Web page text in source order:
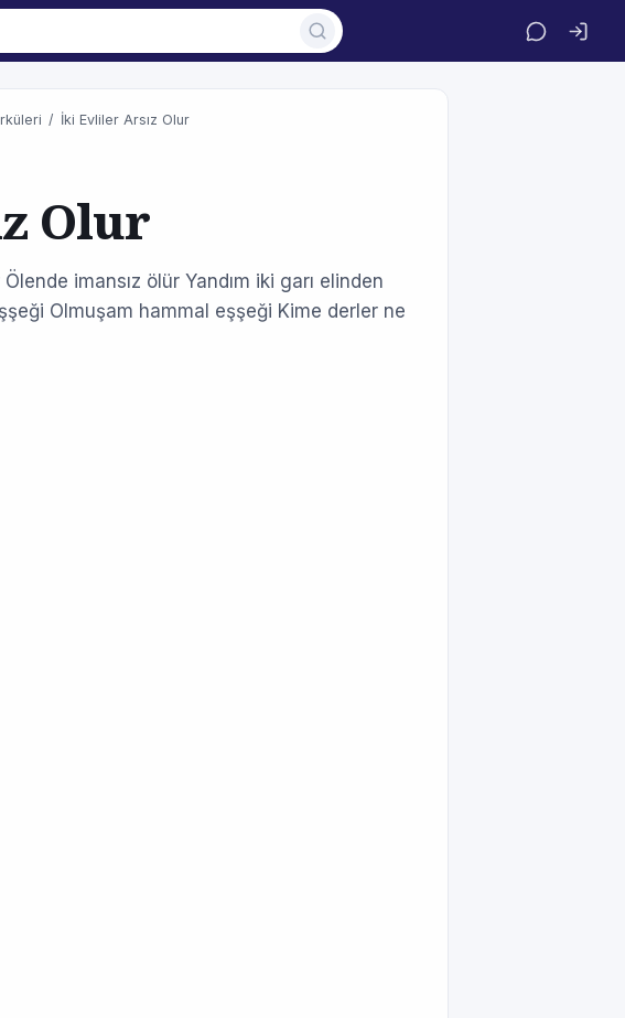
/ İki Evliler Arsız Olur
Olur
imansız ölür Yandım iki garı elinden
Olmuşam hammal eşşeği Kime derler ne